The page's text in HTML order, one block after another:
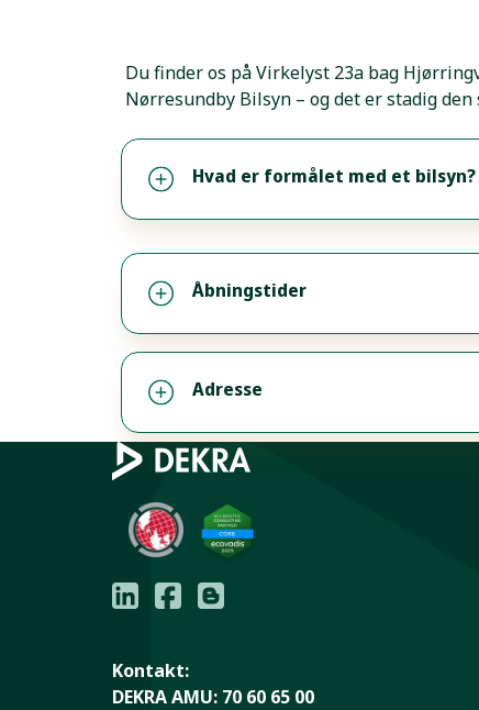
Du finder os på Virkelyst 23a bag
Nørresundby Bilsyn – og det er stadig den
Hvad er formålet med et bilsyn?
Åbningstider
Adresse
Kontakt:
DEKRA AMU: 70 60 65 00